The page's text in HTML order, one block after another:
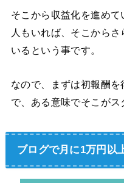
そこから収益化を進め
人もいれば、そこから
いるという事です。
なので、まずは初報酬
で、ある意味でそこがス
ブログで月に1万円以